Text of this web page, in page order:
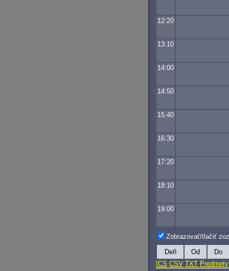
12:20
13:10
14:00
14:50
15:40
16:30
17:20
18:10
19:00
Zobrazovať/tlačiť
Deň Od
Do
ICS CSV TXT Predmety